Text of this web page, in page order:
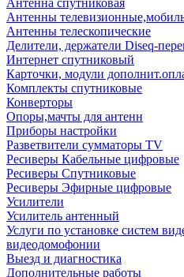
Антенна спутниковая
Антенны
Антенны телескопические
Делители, держатели Diseq-
Интернет спутниковый
Карточки, модули
Комплекты спутниковые
Конверторы
Опоры,мачты для антенн
Приборы настройки
Разветвители сумматоры TV
Ресиверы Кабельные цифровые
Ресиверы Спутниковые
Ресиверы Эфирные цифровые
Усилители
Усилитель антенный
Услуги по установке систем
видеодомофонии
Выезд и диагностика
Дополнительные работы